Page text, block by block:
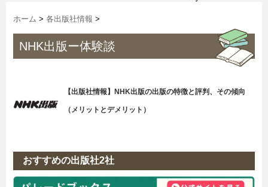
ホーム > 各出版社情報 >
NHK出版ー体験談
【出版社情報】NHK出版の出版の特徴と評判、その傾向
（メリットとデメリット）
おすすめの出版社2社